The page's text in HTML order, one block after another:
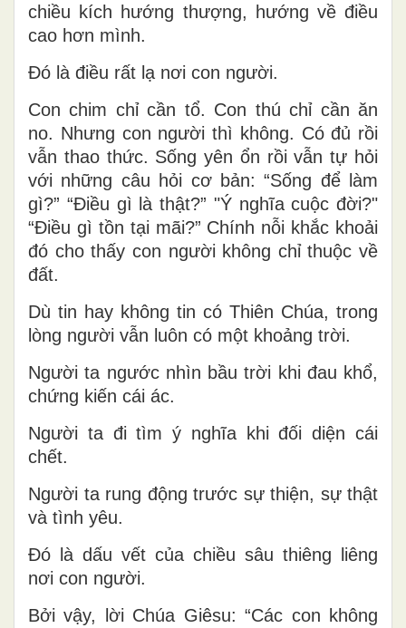
chiều kích hướng thượng, hướng về điều
cao hơn mình.
Đó là điều rất lạ nơi con người.
Con chim chỉ cần tổ. Con thú chỉ cần ăn
no. Nhưng con người thì không. Có đủ rồi
vẫn thao thức. Sống yên ổn rồi vẫn tự hỏi
với những câu hỏi cơ bản: “Sống để làm
gì?” “Điều gì là thật?” "Ý nghĩa cuộc đời?"
“Điều gì tồn tại mãi?” Chính nỗi khắc khoải
đó cho thấy con người không chỉ thuộc về
đất.
Dù tin hay không tin có Thiên Chúa, trong
lòng người vẫn luôn có một khoảng trời.
Người ta ngước nhìn bầu trời khi đau khổ,
chứng kiến cái ác.
Người ta đi tìm ý nghĩa khi đối diện cái
chết.
Người ta rung động trước sự thiện, sự thật
và tình yêu.
Đó là dấu vết của chiều sâu thiêng liêng
nơi con người.
Bởi vậy, lời Chúa Giêsu: “Các con không